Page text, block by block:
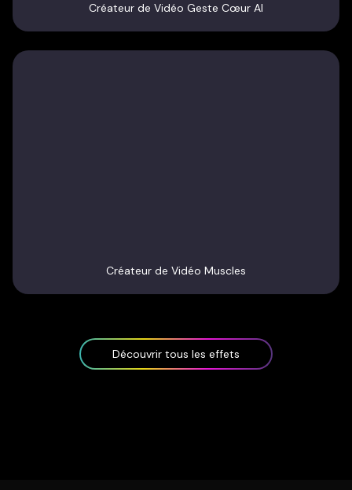
Créateur de Vidéo Geste Cœur AI
Créateur de Vidéo Muscles
Découvrir tous les effets